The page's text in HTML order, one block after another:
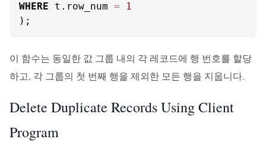
WHERE t.row_num =
1
);
이 함수는 동일한 값 그룹 내의 각 레코드에 행 번호를 할당
하고, 각 그룹의 첫 번째 행을 제외한 모든 행을 지웁니다.
Delete Duplicate Records Using Client
Program